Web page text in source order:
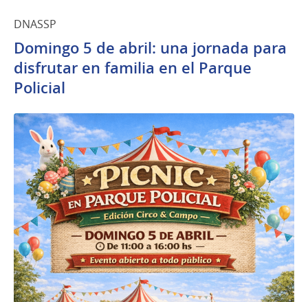
DNASSP
Domingo 5 de abril: una jornada para
disfrutar en familia en el Parque
Policial